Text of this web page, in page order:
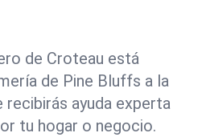
de Croteau está
de Pine Bluffs a la
ayuda experta
tu hogar o negocio.